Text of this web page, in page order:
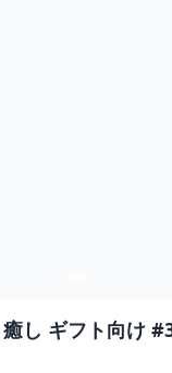
し ギフト向け